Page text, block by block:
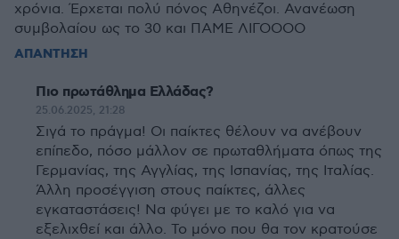
χρόνια. Έρχεται πολύ πόνος Αθηνέζοι. Ανανέωση
συμβολαίου ως το 30 και ΠΑΜΕ ΛΙΓΟΟΟΟ
ΑΠΑΝΤΗΣΗ
Πιο πρωτάθλημα Ελλάδας?
25.06.2025, 21:28
Σιγά το πράγμα! Οι παίκτες θέλουν να ανέβουν
επίπεδο, πόσο μάλλον σε πρωταθλήματα όπως της
Γερμανίας, της Αγγλίας, της Ισπανίας, της Ιταλίας.
Άλλη προσέγγιση στους παίκτες, άλλες
εγκαταστάσεις! Να φύγει με το καλό για να
εξελιχθεί και άλλο. Το μόνο που θα τον κρατούσε